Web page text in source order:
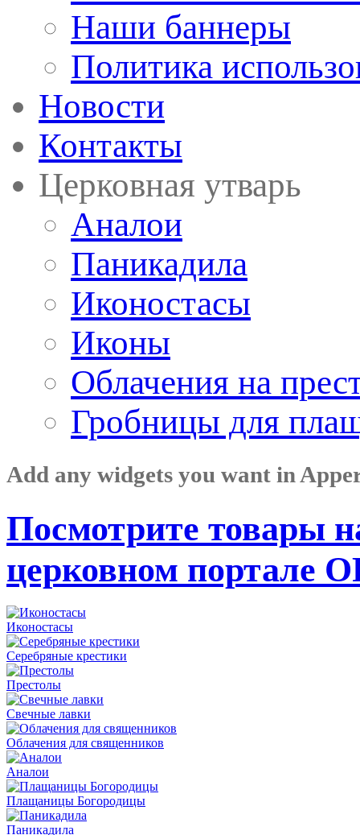
Наши баннеры
Политика
Новости
Контакты
Церковная утварь
Аналои
Паникадила
Иконостасы
Иконы
Облачения на
Гробницы для
Add any widgets you want in
Посмотрите товары
церковном портале
Иконостасы
Серебряные крестики
Престолы
Свечные лавки
Облачения для священников
Аналои
Плащаницы Богородицы
Паникадила